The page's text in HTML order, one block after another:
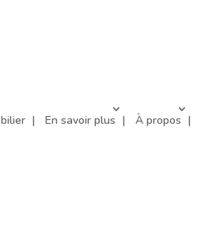
En savoir plus À propos